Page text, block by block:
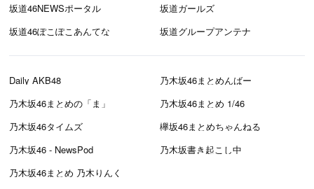
坂道46NEWSポータル
坂道ガールズ
坂道46ぽこぽこあんてな
坂道グループアンテナ
Daily AKB48
乃木坂46まとめんばー
乃木坂46まとめの「ま」
乃木坂46まとめ 1/46
乃木坂46タイムズ
欅坂46まとめちゃんねる
乃木坂46 - NewsPod
乃木坂書き起こし中
乃木坂46まとめ 乃木りんく